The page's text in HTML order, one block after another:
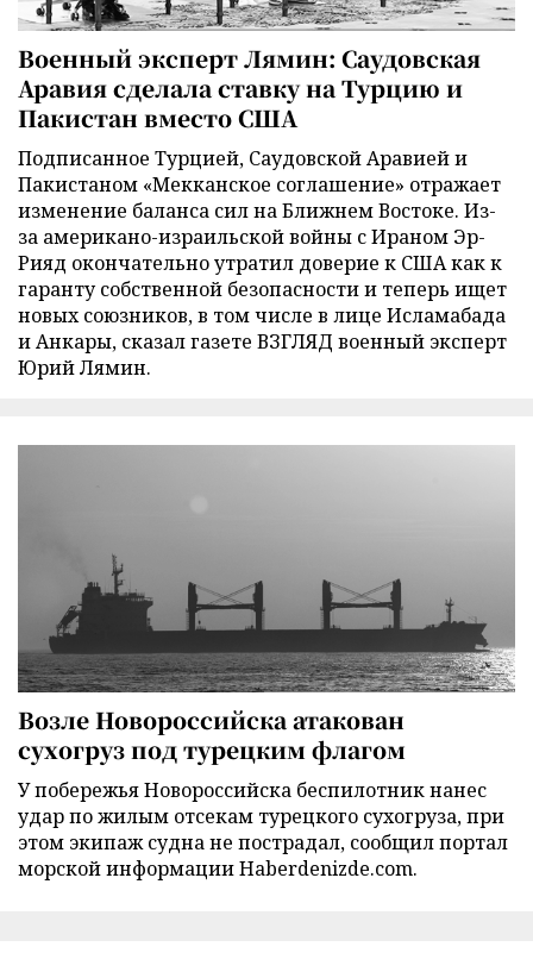
Военный эксперт Лямин: Саудовская
Аравия сделала ставку на Турцию и
Пакистан вместо США
Подписанное Турцией, Саудовской Аравией и
Пакистаном «Мекканское соглашение» отражает
изменение баланса сил на Ближнем Востоке. Из-
за американо-израильской войны с Ираном Эр-
Рияд окончательно утратил доверие к США как к
гаранту собственной безопасности и теперь ищет
новых союзников, в том числе в лице Исламабада
и Анкары, сказал газете ВЗГЛЯД военный эксперт
Юрий Лямин.
Возле Новороссийска атакован
сухогруз под турецким флагом
У побережья Новороссийска беспилотник нанес
удар по жилым отсекам турецкого сухогруза, при
этом экипаж судна не пострадал, сообщил портал
морской информации Haberdenizde.com.